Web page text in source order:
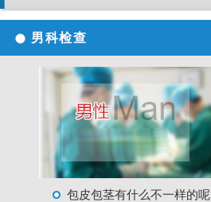
男科检查
包皮包茎有什么不一样的呢